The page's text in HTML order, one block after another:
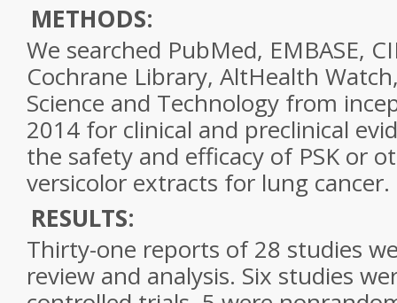
METHODS:
We searched PubMed, EMBASE,
Cochrane Library, AltHealth
Science and Technology from
2014 for clinical and preclinical
the safety and efficacy of PSK or
versicolor extracts for lung cancer.
RESULTS:
Thirty-one reports of 28 studies
review and analysis. Six studies